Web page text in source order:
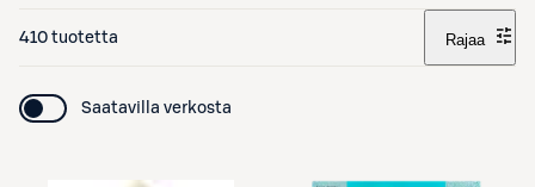
410 tuotetta Rajaa
Saatavilla verkosta